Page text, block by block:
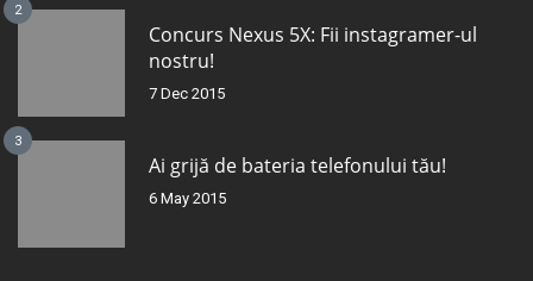
2
Concurs Nexus 5X: Fii instagramer-ul
nostru!
7 Dec 2015
3
Ai grijă de bateria telefonului tău!
6 May 2015